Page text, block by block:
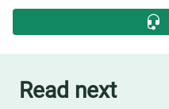
Read next